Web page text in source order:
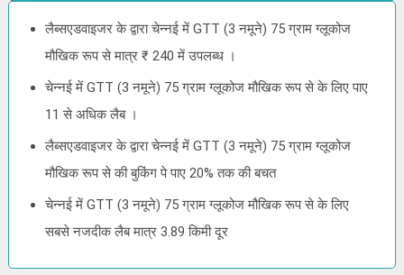
लैब्सएडवाइजर के द्वारा चेन्नई में GTT (3 नमूने) 75 ग्राम ग्लूकोज
मौखिक रूप से मात्र ₹ 240 में उपलब्ध ।
चेन्नई में GTT (3 नमूने) 75 ग्राम ग्लूकोज मौखिक रूप से के लिए पाए
11 से अधिक लैब ।
लैब्सएडवाइजर के द्वारा चेन्नई में GTT (3 नमूने) 75 ग्राम ग्लूकोज
मौखिक रूप से की बुकिंग पे पाए 20% तक की बचत
चेन्नई में GTT (3 नमूने) 75 ग्राम ग्लूकोज मौखिक रूप से के लिए
सबसे नजदीक लैब मात्र 3.89 किमी दूर